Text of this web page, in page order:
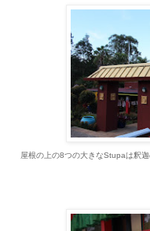
屋根の上の8つの大きなStupaは釈